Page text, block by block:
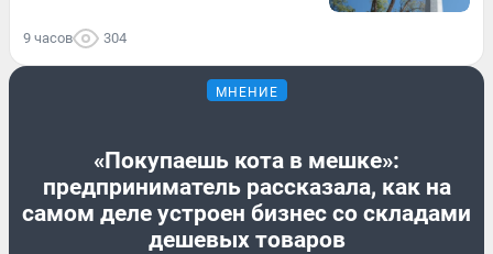
9 часов 304
МНЕНИЕ
«Покупаешь кота в мешке»:
предприниматель рассказала, как на
самом деле устроен бизнес со складами
дешевых товаров